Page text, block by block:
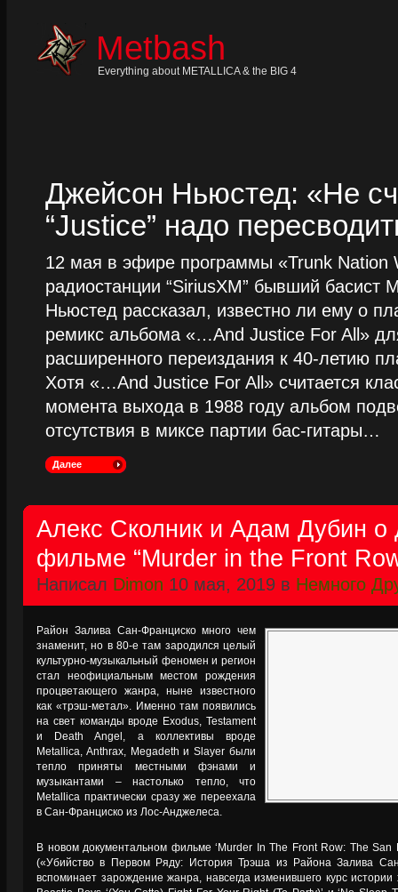
Metbash
Everything about METALLICA & the BIG 4
Джейсон Ньюстед: «Не
“Justice” надо
12 мая в эфире программы «Trunk Nation
радиостанции “SiriusXM” бывший басист
Ньюстед рассказал, известно ли ему о
ремикс альбома «…And Justice For All»
расширенного переиздания к 40-летию
Хотя «…And Justice For All» считается
момента выхода в 1988 году альбом
отсутствия в миксе партии бас-гитары…
Далее
Алекс Сколник и Адам Дубин о
фильме “Murder in the Front
Написал Dimon 10 мая, 2019 в Немного
Район Залива Сан-Франциско много чем
знаменит, но в 80-е там зародился целый
культурно-музыкальный феномен и регион
стал неофициальным местом рождения
процветающего жанра, ныне известного
как «трэш-метал». Именно там появились
на свет команды вроде Exodus, Testament
и Death Angel, а коллективы вроде
Metallica, Anthrax, Megadeth и Slayer были
тепло приняты местными фэнами и
музыкантами – настолько тепло, что
Metallica практически сразу же переехала
в Сан-Франциско из Лос-Анджелеса.
В новом документальном фильме ‘Murder In The Front Row: The San
(«Убийство в Первом Ряду: История Трэша из Района Залива
вспоминает зарождение жанра, навсегда изменившего курс